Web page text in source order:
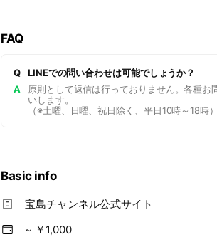
FAQ
Q
LINEでの問い合わせは可能でしょうか？
A
原則として返信は行っておりません。各種
いします。
（※土曜、日曜、祝日除く、平日10時～18時）
Basic info
宝島チャンネル公式サイト
~ ￥1,000